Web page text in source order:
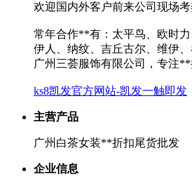
欢迎国内外客户前来公司现场
常年合作**有：太平鸟、欧时力
伊人、纳纹、吉丘古尔、维伊
广州三荟服饰有限公司，专注
ks8凯发官方网站-凯发一触即发
主营产品
广州白茶女装**折扣尾货批发
企业信息